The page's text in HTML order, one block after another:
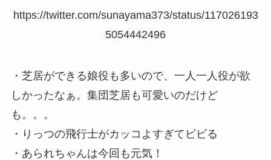
https://twitter.com/sunayama373/status/117026193
5054442496
・芝居ができる娘役も多いので、一人一人役が欲
しかったなぁ。集団芝居も可愛いのだけど
も。。。
・りっつの飛行士がカッコよすぎてビビる
・あられちゃんは今回も元気！